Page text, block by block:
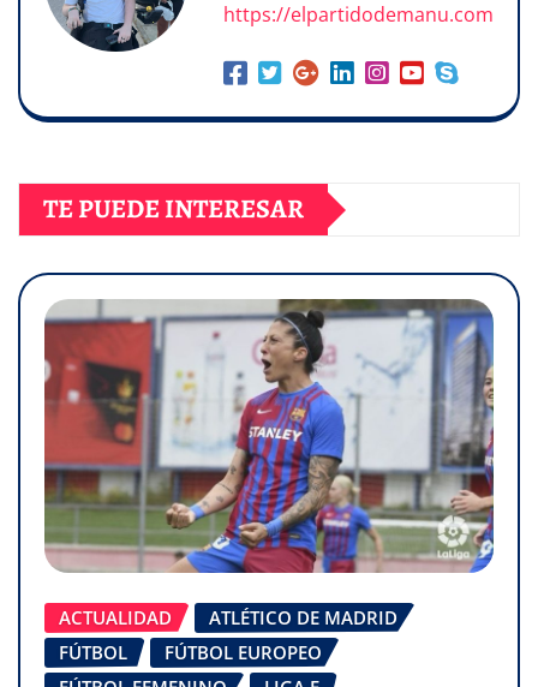
https://elpartidodemanu.com
TE PUEDE INTERESAR
ACTUALIDAD
ATLÉTICO DE MADRID
FÚTBOL
FÚTBOL EUROPEO